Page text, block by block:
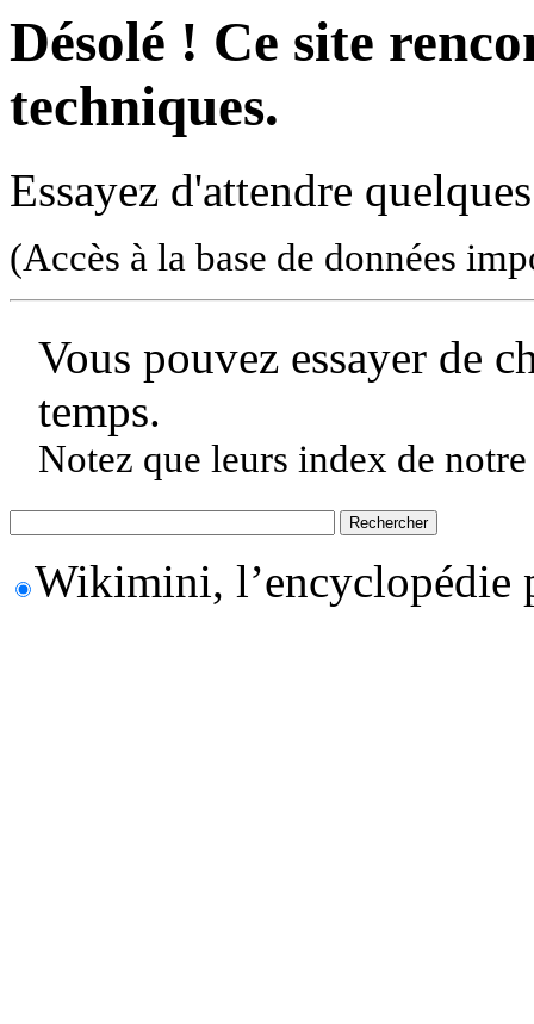
Désolé ! Ce site
techniques.
Essayez d'attendre
(Accès à la base de données
Vous pouvez essayer de
temps.
Notez que leurs index de
Wikimini, l’encyclopédie